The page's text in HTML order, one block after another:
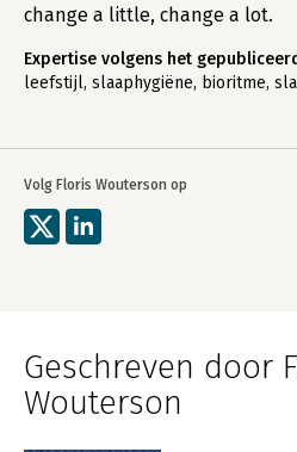
Volg Floris Wouterson op
change a little, change a lot.
Expertise volgens het
leefstijl, slaaphygiëne, bioritme,
Geschreven door
Wouterson